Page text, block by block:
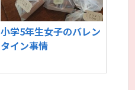
小学5年生女子のバレン
タイン事情